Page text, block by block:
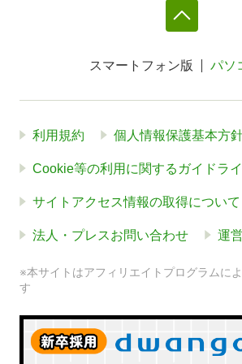
スマートフォン版 パソ
利用規約 個人情報保護基本方
Cookie等の利用に関するガイドラ
サイトアクセス情報の取得について
法人・プレスお問い合わせ 運
※本サイトはアフィリエイトプログラムに
す